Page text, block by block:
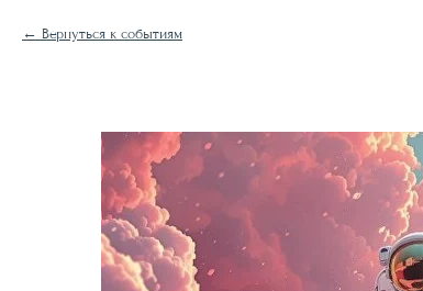
Вернуться к событиям